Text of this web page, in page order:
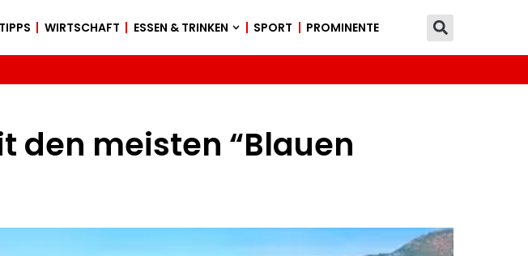
WIRTSCHAFT ESSEN & TRINKEN SPORT PROMINENTE
den meisten “Blauen